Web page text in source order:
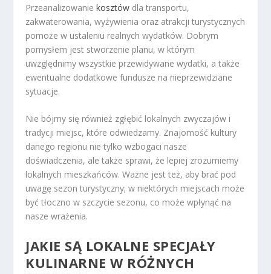
Przeanalizowaniekosztów dla transportu,
zakwaterowania, wyżywienia oraz atrakcji turystycznych
pomoże w ustaleniu realnych wydatków. Dobrym
pomysłem jest stworzenie planu, w którym
uwzględnimy wszystkie przewidywane wydatki, a także
ewentualne dodatkowe fundusze na nieprzewidziane
sytuacje.
Nie bójmy się również zgłębić lokalnych zwyczajów i
tradycji miejsc, które odwiedzamy. Znajomość kultury
danego regionu nie tylko wzbogaci nasze
doświadczenia, ale także sprawi, że lepiej zrozumiemy
lokalnych mieszkańców. Ważne jest też, aby brać pod
uwagę sezon turystyczny; w niektórych miejscach może
być tłoczno w szczycie sezonu, co może wpłynąć na
nasze wrażenia.
JAKIE SĄ LOKALNE SPECJAŁY
KULINARNE W RÓŻNYCH